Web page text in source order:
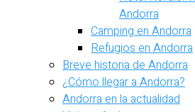
Andorra
Camping en Andorra
Refugios en Andorra
Breve historia de Andorra
¿Cómo llegar a Andorra?
Andorra en la actualidad